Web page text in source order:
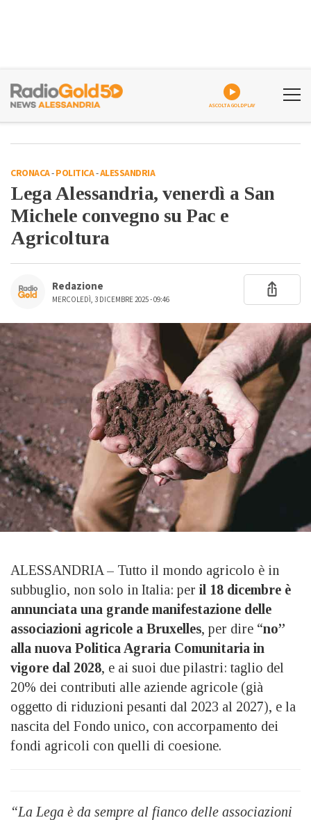
ASCOLTA GOLDPLAY
CRONACA-POLITICA-ALESSANDRIA
Lega Alessandria, venerdì a San
Michele convegno su Pac e
Agricoltura
Redazione
MERCOLEDÌ, 3 DICEMBRE 2025 - 09:46
ALESSANDRIA – Tutto il mondo agricolo è in
subbuglio, non solo in Italia: per il 18 dicembre è
annunciata una grande manifestazione delle
associazioni agricole a Bruxelles, per dire “no”
alla nuova Politica Agraria Comunitaria in
vigore dal 2028, e ai suoi due pilastri: taglio del
20% dei contributi alle aziende agricole (già
oggetto di riduzioni pesanti dal 2023 al 2027), e la
nascita del Fondo unico, con accorpamento dei
fondi agricoli con quelli di coesione.
“La Lega è da sempre al fianco delle associazioni